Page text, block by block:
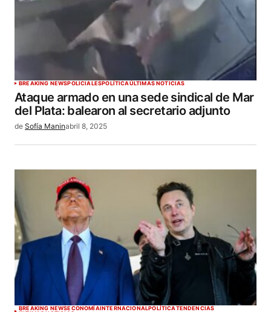
BREAKING NEWSPOLICIALESPOLÍTICAÚLTIMAS NOTICIAS
Ataque armado en una sede sindical de Mar
del Plata: balearon al secretario adjunto
de Sofía Maninabril 8, 2025
BREAKING NEWSECONOMÍAINTERNACIONALPOLÍTICATENDENCIAS